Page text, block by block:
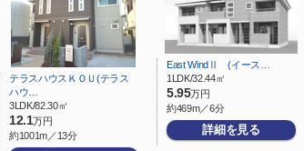
テラスハウスＫＯＵ(テラス
ハウ…
3LDK/82.30㎡
12.1万円
約1001m／13分
East WindⅡ (イース…
1LDK/32.44㎡
5.95万円
約469m／6分
詳細を見る